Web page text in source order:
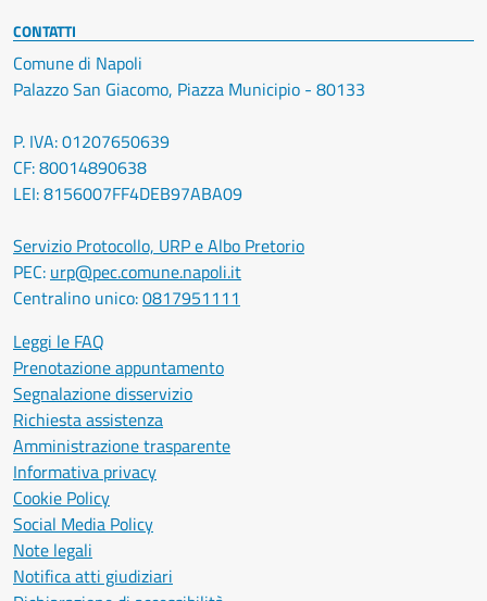
CONTATTI
Comune di Napoli
Palazzo San Giacomo, Piazza Municipio - 80133
P. IVA: 01207650639
CF: 80014890638
LEI: 8156007FF4DEB97ABA09
Servizio Protocollo, URP e Albo Pretorio
PEC: urp@pec.comune.napoli.it
Centralino unico:0817951111
Leggi le FAQ
Prenotazione appuntamento
Segnalazione disservizio
Richiesta assistenza
Amministrazione trasparente
Informativa privacy
Cookie Policy
Social Media Policy
Note legali
Notifica atti giudiziari